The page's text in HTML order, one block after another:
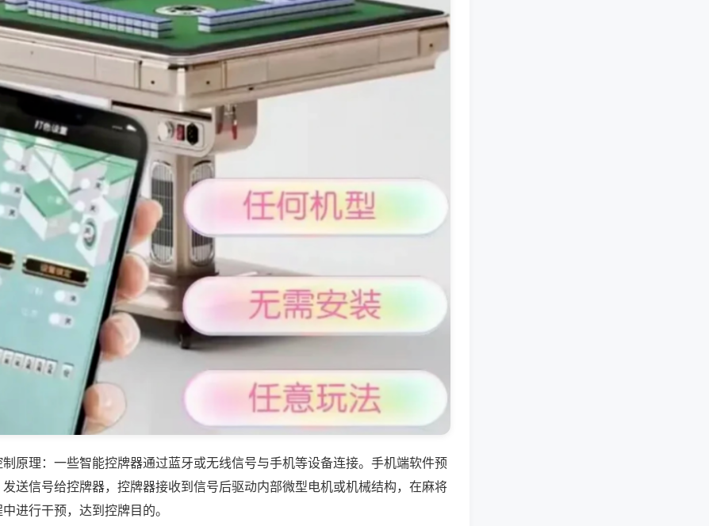
原理：一些智能控牌器通过蓝牙或无线信号与手机等设备连接。手机端软件预
送信号给控牌器，控牌器接收到信号后驱动内部微型电机或机械结构，在麻将
进行干预，达到控牌目的。